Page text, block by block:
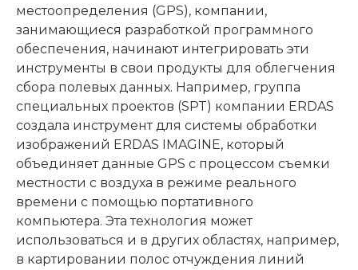
местоопределения (GPS), компании,
занимающиеся разработкой программного
обеспечения, начинают интегрировать эти
инструменты в свои продукты для облегчения
сбора полевых данных. Например, группа
специальных проектов (SPT) компании ERDAS
создала инструмент для системы обработки
изображений ERDAS IMAGINE, который
объединяет данные GPS с процессом съемки
местности с воздуха в режиме реального
времени с помощью портативного
компьютера. Эта технология может
использоваться и в других областях, например,
в картировании полос отчуждения линий